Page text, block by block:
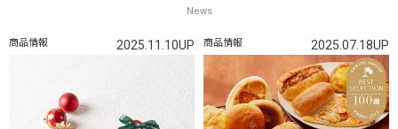
News
商品情報 2025.11.10UP 商品情報 2025.07.18UP